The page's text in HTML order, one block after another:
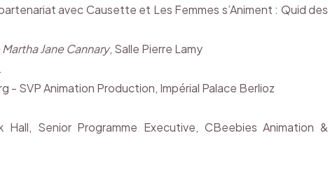
avec Causette et Les Femmes s’Animent : Quid des
Jane Cannary, Salle Pierre Lamy
- SVP Animation Production, Impérial Palace Berlioz
Senior Programme Executive, CBeebies Animation &